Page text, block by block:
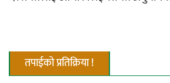
तपाईको प्रतिक्रिया !